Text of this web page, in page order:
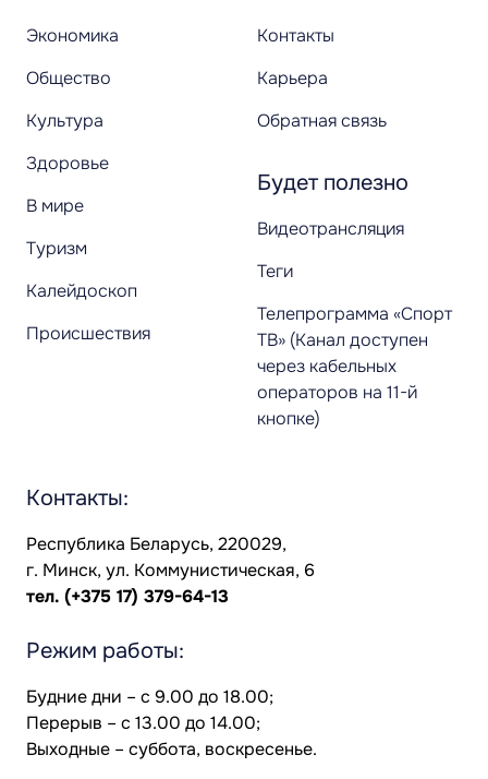
Экономика
Общество
Культура
Здоровье
В мире
Туризм
Калейдоскоп
Происшествия
Контакты
Карьера
Обратная связь
Будет полезно
Видеотрансляция
Теги
Телепрограмма «Спорт
ТВ» (Канал доступен
через кабельных
операторов на 11-й
кнопке)
Контакты:
Республика Беларусь, 220029,
г. Минск, ул. Коммунистическая, 6
тел. (+375 17) 379-64-13
Режим работы:
Будние дни – с 9.00 до 18.00;
Перерыв – с 13.00 до 14.00;
Выходные – суббота, воскресенье.